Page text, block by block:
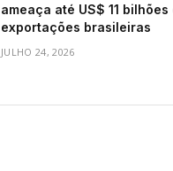
ameaça até US$ 11 bilhões
exportações brasileiras
JULHO 24, 2026